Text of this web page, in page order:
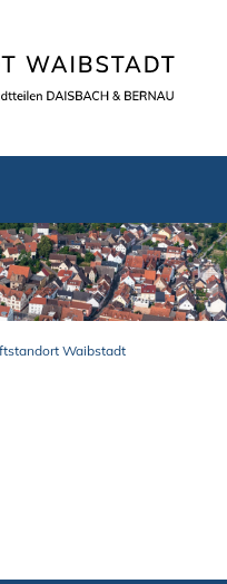
Waibstadt